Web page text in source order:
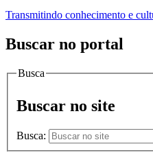
Transmitindo conhecimento e
Buscar no portal
Busca
Buscar no site
Busca: